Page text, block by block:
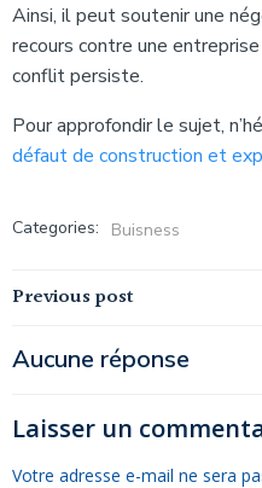
Ainsi, il peut soutenir une
recours contre une
conflit persiste.
Pour approfondir le sujet,
défaut de construction et
Categories: Buisness
Navigation
de
l’article
Previous post
Aucune réponse
Laisser un
Votre adresse e-mail ne sera